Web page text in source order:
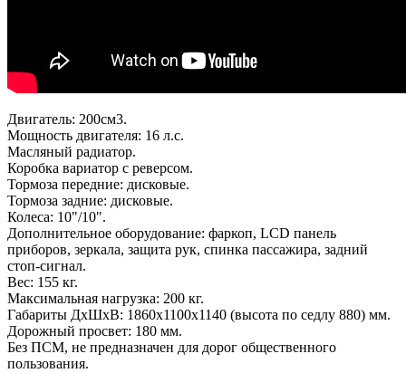
Двигатель: 200см3.
Мощность двигателя: 16 л.с.
Масляный радиатор.
Коробка вариатор с реверсом.
Тормоза передние: дисковые.
Тормоза задние: дисковые.
Колеса: 10"/10".
Дополнительное оборудование: фаркоп, LCD панель
приборов, зеркала, защита рук, спинка пассажира, задний
стоп-сигнал.
Вес: 155 кг.
Максимальная нагрузка: 200 кг.
Габариты ДхШхВ: 1860х1100х1140 (высота по седлу 880) мм.
Дорожный просвет: 180 мм.
Без ПСМ, не предназначен для дорог общественного
пользования.